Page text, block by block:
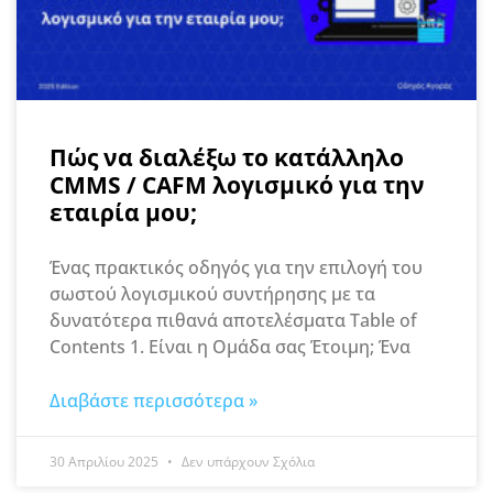
Πώς να διαλέξω το κατάλληλο
CMMS / CAFM λογισμικό για την
εταιρία μου;
Ένας πρακτικός οδηγός για την επιλογή του
σωστού λογισμικού συντήρησης με τα
δυνατότερα πιθανά αποτελέσματα Table of
Contents 1. Είναι η Ομάδα σας Έτοιμη; Ένα
Διαβάστε περισσότερα »
30 Απριλίου 2025 Δεν υπάρχουν Σχόλια